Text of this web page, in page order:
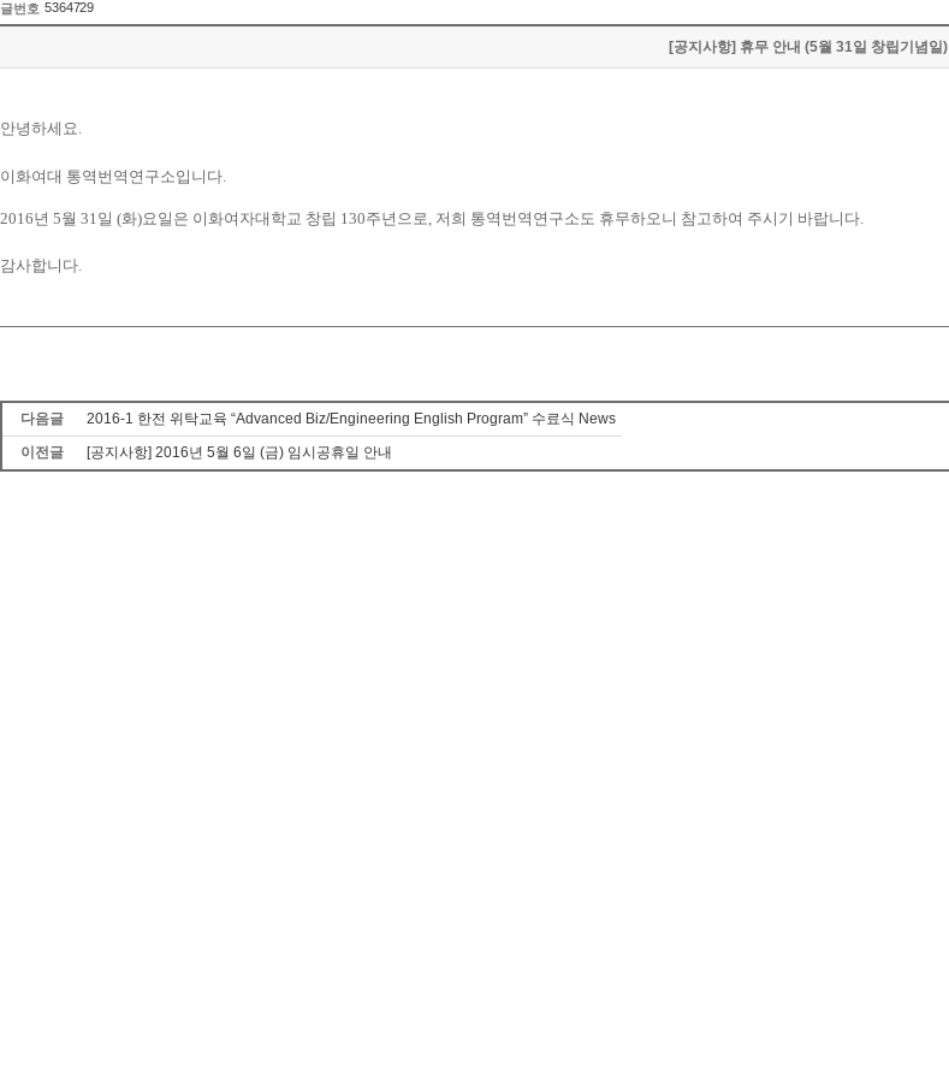
글번호 5364729
[공지사항] 휴무 안내 (5월 31일 창립기념일)
안녕하세요.
이화여대 통역번역연구소입니다.
2016년 5월 31일 (화)요일은 이화여자대학교 창립 130주년으로, 저희 통역번역연구소도 휴무하오니 참고하여 주시기 바랍니다.
감사합니다.
다음글
2016-1 한전 위탁교육 “Advanced Biz/Engineering English Program” 수료식 News
이전글
[공지사항] 2016년 5월 6일 (금) 임시공휴일 안내